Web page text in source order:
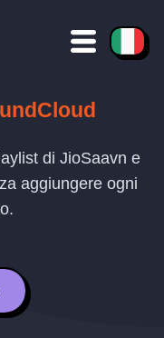
di JioSaavn e
aggiungere ogni